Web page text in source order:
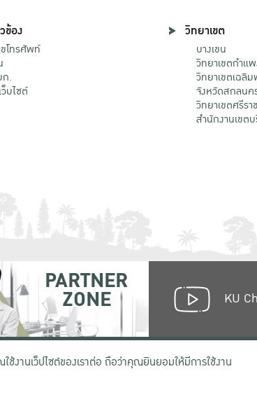
ข้อง
โทรศัพท์
.
บไซต์
วิทยาเขต
บางเขน
วิทยาเขตกําแ
วิทยาเขตเฉลิ
จังหวัดสกลนค
วิทยาเขตศรีรา
สำนักงานเขต
PARTNER
ZONE KU
45
ข้อตกลงด้าน
งานเว็ปไซต์ของเราต่อ ถือว่าคุณยินยอมให้มีการใช้งาน